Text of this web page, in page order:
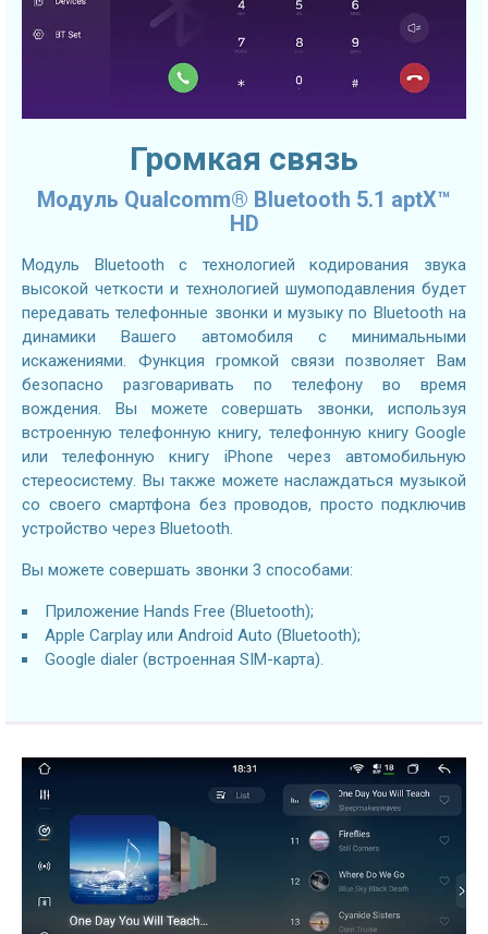
Громкая связь
Модуль Qualcomm® Bluetooth 5.1 aptX™
HD
Модуль Bluetooth с технологией кодирования звука
высокой четкости и технологией шумоподавления будет
передавать телефонные звонки и музыку по Bluetooth на
динамики Вашего автомобиля с минимальными
искажениями. Функция громкой связи позволяет Вам
безопасно разговаривать по телефону во время
вождения. Вы можете совершать звонки, используя
встроенную телефонную книгу, телефонную книгу Google
или телефонную книгу iPhone через автомобильную
стереосистему. Вы также можете наслаждаться музыкой
со своего смартфона без проводов, просто подключив
устройство через Bluetooth.
Вы можете совершать звонки 3 способами:
Приложение Hands Free (Bluetooth);
Apple Carplay или Android Auto (Bluetooth);
Google dialer (встроенная SIM-карта).